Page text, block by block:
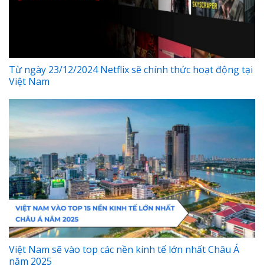
Từ ngày 23/12/2024 Netflix sẽ chính thức hoạt động tại
Việt Nam
Việt Nam sẽ vào top các nền kinh tế lớn nhất Châu Á
năm 2025